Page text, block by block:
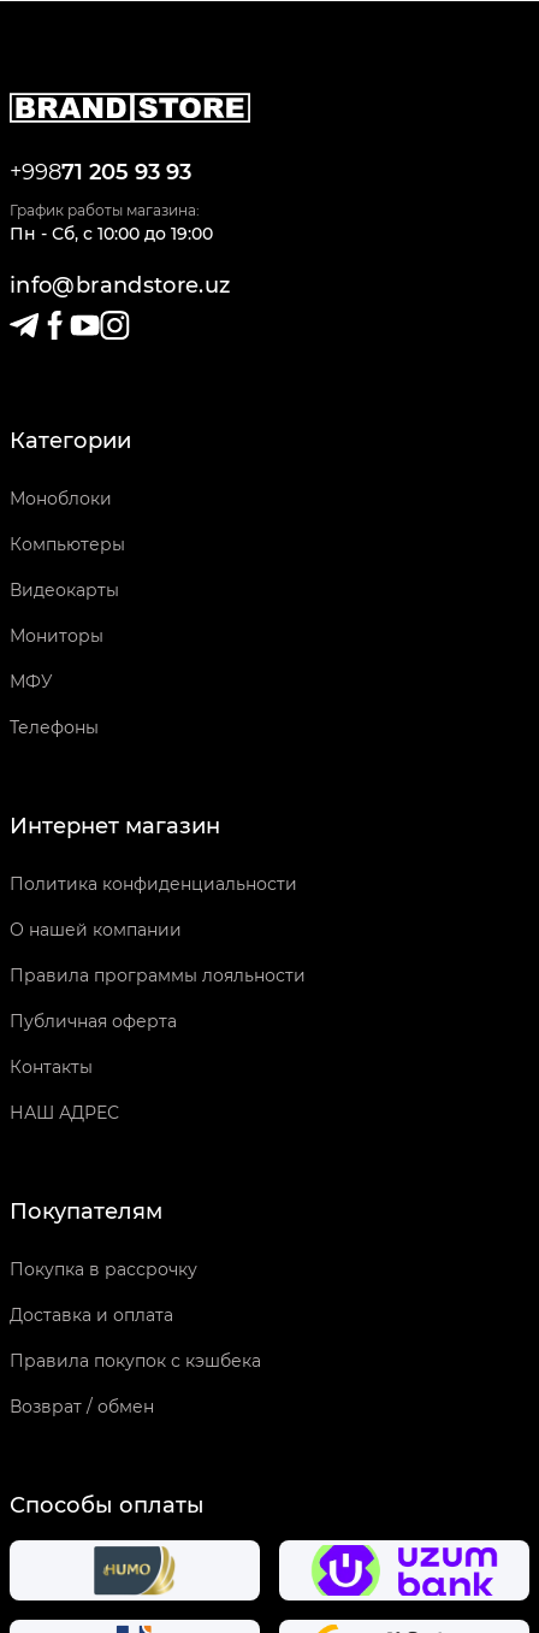
+99871 205 93 93
График работы магазина:
Пн - Сб, c 10:00 до 19:00
info@brandstore.uz
Категории
Моноблоки
Компьютеры
Видеокарты
Мониторы
МФУ
Телефоны
Интернет магазин
Политика конфиденциальности
О нашей компании
Правила программы лояльности
Публичная оферта
Контакты
НАШ АДРЕС
Покупателям
Покупка в рассрочку
Доставка и оплата
Правила покупок с кэшбека
Возврат / обмен
Способы оплаты